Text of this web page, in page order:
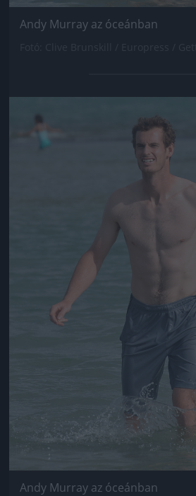
Andy Murray az óceánban
Jön még kép!
Andy Murray az óceánban